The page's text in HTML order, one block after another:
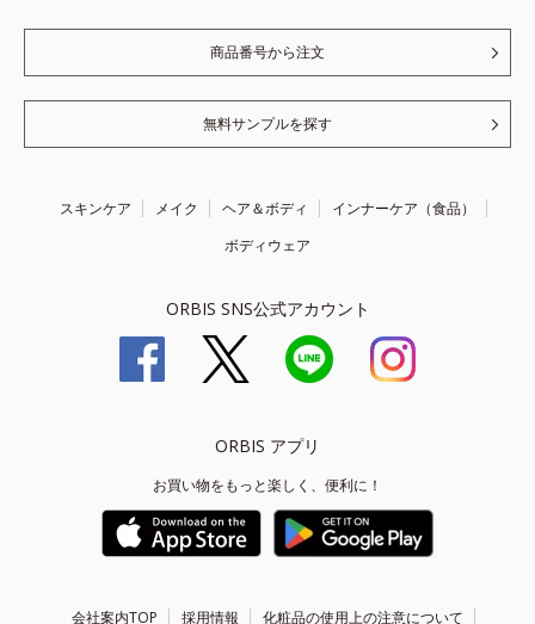
商品番号から注文
無料サンプルを探す
スキンケア メイク ヘア＆ボディ
インナーケア（食品）
ボディウェア
ORBIS SNS公式アカウント
ORBIS アプリ
お買い物をもっと楽しく、便利に！
会社案内TOP 採用情報 化粧品の使用上の注意について